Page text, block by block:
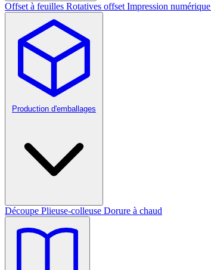
Offset à feuilles Rotatives offset Impression numérique
Production d'emballages
Découpe Plieuse-colleuse Dorure à chaud